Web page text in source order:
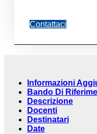
Contattaci
Informazioni
Bando Di
Descrizione
Docenti
Destinatari
Date